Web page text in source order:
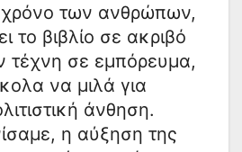
χρόνο των ανθρώπων,
το βιβλίο σε ακριβό
τέχνη σε εμπόρευμα,
να μιλά για
άνθηση.
η αύξηση της